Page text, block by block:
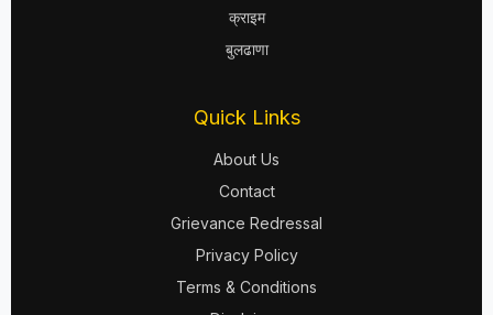
क्राइम
बुलढाणा
Quick Links
About Us
Contact
Grievance Redressal
Privacy Policy
Terms & Conditions